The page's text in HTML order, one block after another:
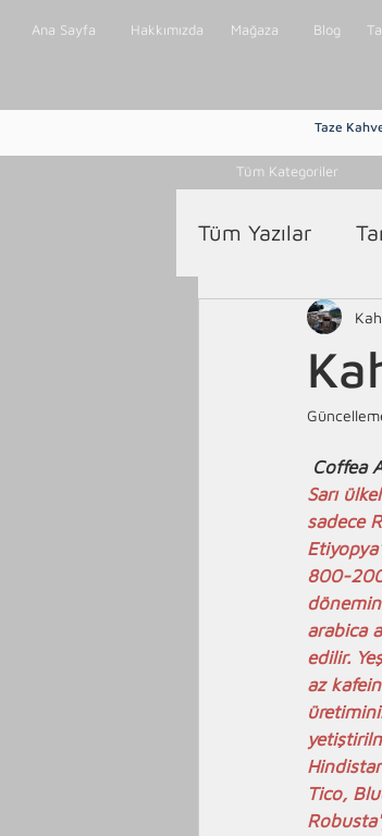
Ana Sayfa Hakkımızda Mağaza Blog
Taze
Tüm Kategoriler
Tüm Yazılar
Coffea
Sarı
sadece
800-
arabica
edilir.
az
Tico,